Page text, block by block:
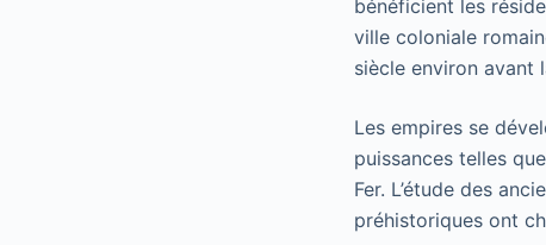
bénéficient les
ville coloniale
siècle environ avant
Les empires se
puissances telles
Fer. L’étude des
préhistoriques ont